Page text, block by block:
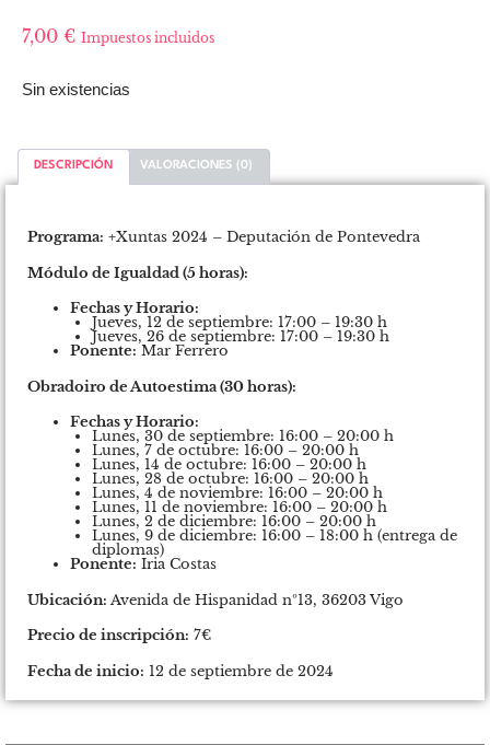
7,00 € Impuestos incluidos
Sin existencias
DESCRIPCIÓN VALORACIONES (0)
Programa: +Xuntas 2024 – Deputación de Pontevedra
Módulo de Igualdad (5 horas):
Fechas y Horario:
Jueves, 12 de septiembre: 17:00 – 19:30 h
Jueves, 26 de septiembre: 17:00 – 19:30 h
Ponente: Mar Ferrero
Obradoiro de Autoestima (30 horas):
Fechas y Horario:
Lunes, 30 de septiembre: 16:00 – 20:00 h
Lunes, 7 de octubre: 16:00 – 20:00 h
Lunes, 14 de octubre: 16:00 – 20:00 h
Lunes, 28 de octubre: 16:00 – 20:00 h
Lunes, 4 de noviembre: 16:00 – 20:00 h
Lunes, 11 de noviembre: 16:00 – 20:00 h
Lunes, 2 de diciembre: 16:00 – 20:00 h
Lunes, 9 de diciembre: 16:00 – 18:00 h (entrega de
diplomas)
Ponente: Iria Costas
Ubicación: Avenida de Hispanidad nº13, 36203 Vigo
Precio de inscripción: 7€
Fecha de inicio: 12 de septiembre de 2024